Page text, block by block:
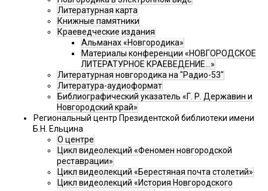
Литературная карта
Книжные памятники
Краеведческие издания
Альманах «Новгородика»
Материалы конференции «НОВГОРОДСКОЕ
ЛИТЕРАТУРНОЕ КРАЕВЕДЕНИЕ...»
Литературная новгородика на "Радио-53"
Литература-аудиоформат
Библиографический указатель «Г. Р. Державин и
Новгородский край»
Региональный центр Президентской библиотеки имени
Б.Н. Ельцина
О центре
Цикл видеолекций «Феномен новгородской
реставрации»
Цикл видеолекций «Берестяная почта столетий»
Цикл видеолекций «История Новгородского